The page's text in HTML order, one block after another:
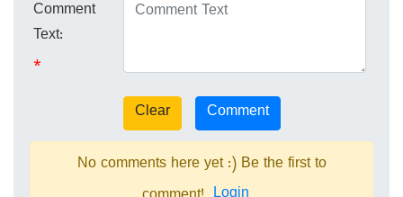
Comment
Text:
*
No comments here yet :) Be the first to